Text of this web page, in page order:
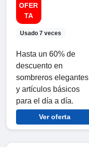
OFER
TA
Usado 7 veces
Hasta un 60% de
descuento en
sombreros elegantes
y artículos básicos
para el día a día.
Ver oferta